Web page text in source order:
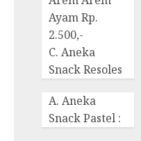
Ayam Rp.
2.500,-
C. Aneka
Snack Resoles
A. Aneka
Snack Pastel :